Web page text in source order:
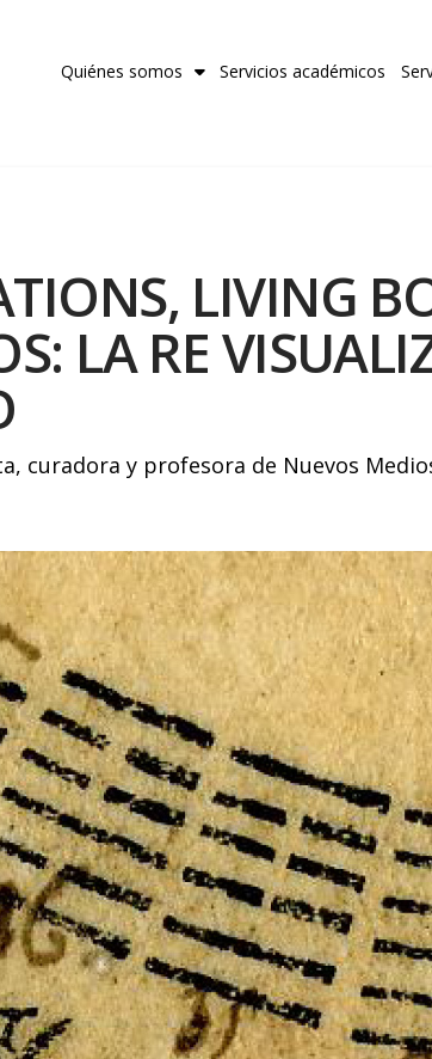
Quiénes somos Servicios académicos
LIVING
LA RE
curadora y profesora de Nuevos